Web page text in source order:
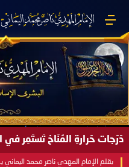
بقلم الإمام المهدي ناصر محمد اليماني يوم 08 - محرم -